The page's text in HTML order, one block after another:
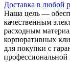
Доставка в любой
Наша цель —
качественным
расходным
корпоративных
для покупки с